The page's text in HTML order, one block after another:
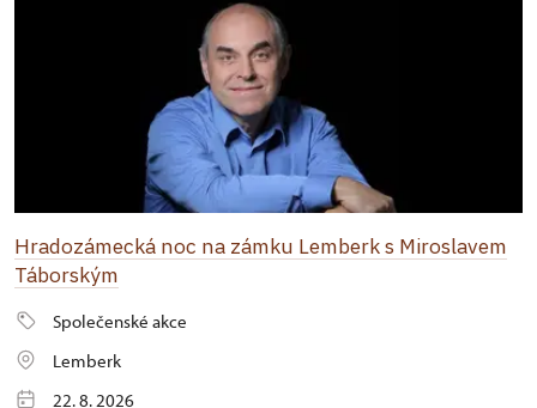
Hradozámecká noc na zámku Lemberk s Miroslavem
Táborským
Společenské akce
Lemberk
22. 8. 2026